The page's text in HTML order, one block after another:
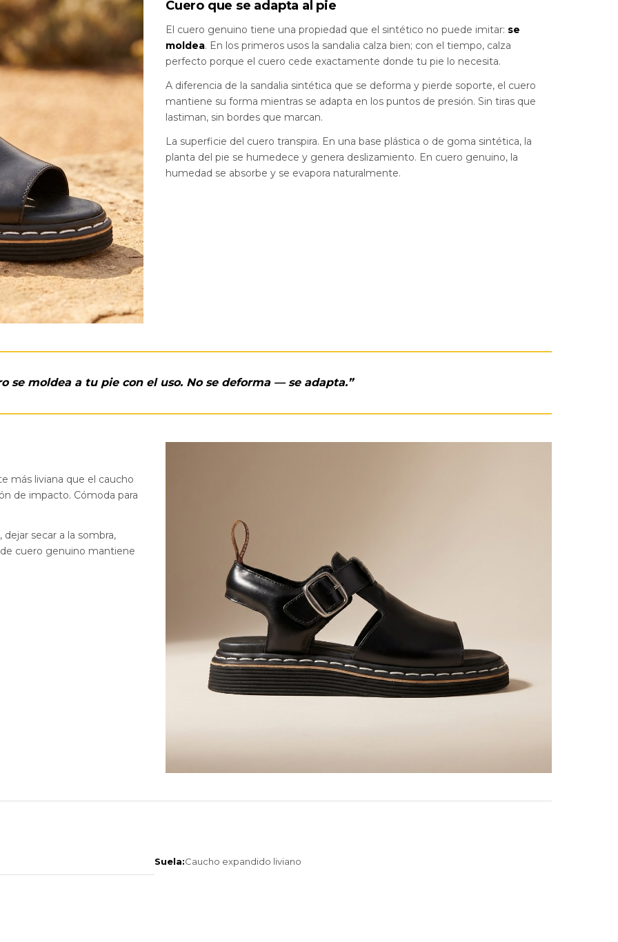
Cuero que se adapta al pie
El cuero genuino tiene una propiedad que el sintético no puede imitar: se
moldea. En los primeros usos la sandalia calza bien; con el tiempo, calza
perfecto porque el cuero cede exactamente donde tu pie lo necesita.
A diferencia de la sandalia sintética que se deforma y pierde soporte, el cuero
mantiene su forma mientras se adapta en los puntos de presión. Sin tiras que
lastiman, sin bordes que marcan.
La superficie del cuero transpira. En una base plástica o de goma sintética, la
planta del pie se humedece y genera deslizamiento. En cuero genuino, la
humedad se absorbe y se evapora naturalmente.
se moldea a tu pie con el uso. No se deforma — se adapta.”
más liviana que el caucho
de impacto. Cómoda para
secar a la sombra,
cuero genuino mantiene
Suela:Caucho expandido liviano